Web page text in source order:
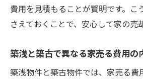
費用を見積もることが賢明です。こ
さえておくことで、安心して家の売
築浅と築古で異なる家売る費用の
築浅物件と築古物件では、家売る費